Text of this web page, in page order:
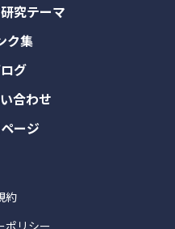
究テーマ
ク集
グ
合わせ
ージ
約
ポリシー